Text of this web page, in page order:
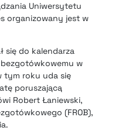
Uniwersytetu
organizowany jest w
się do kalendarza
w
tym roku uda się
poruszającą
Robert Łaniewski,
(FROB),